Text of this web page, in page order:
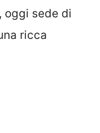
oggi sede di
ricca